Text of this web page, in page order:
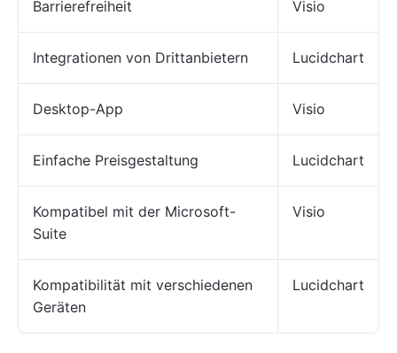
Barrierefreiheit Visio
Integrationen von Drittanbietern Lucidchart
Desktop-App Visio
Einfache Preisgestaltung Lucidchart
Kompatibel mit der Microsoft-
Suite
Visio
Kompatibilität mit verschiedenen
Geräten
Lucidchart